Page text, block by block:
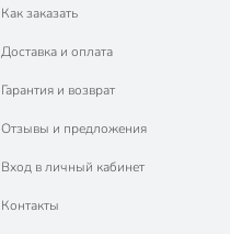
Как заказать
Доставка и оплата
Гарантия и возврат
Отзывы и предложения
Вход в личный кабинет
Контакты